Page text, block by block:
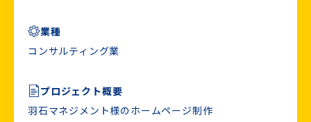
業種
コンサルティング業
プロジェクト概要
羽石マネジメント様のホームページ制作